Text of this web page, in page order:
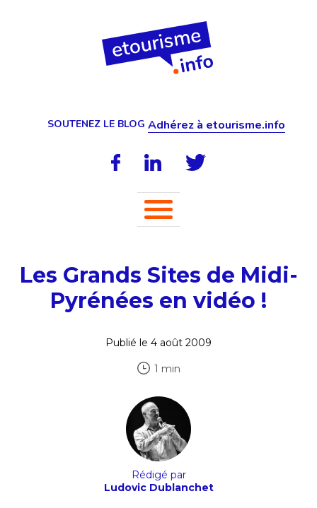
SOUTENEZ LE BLOG Adhérez à etourisme.info
Les Grands Sites de Midi-
Pyrénées en vidéo !
Publié le 4 août 2009
1 min
Rédigé par
Ludovic Dublanchet